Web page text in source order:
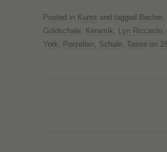
Posted in Kunst and tagged Becher,
Goldschale
Keramik Lyn Riccardo
York
Porzellan Schale Tasse on